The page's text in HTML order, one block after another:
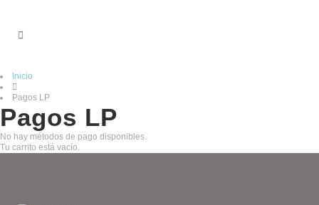
Inicio
Pagos LP
Pagos LP
No hay métodos de pago disponibles.
Tu carrito está vacío.